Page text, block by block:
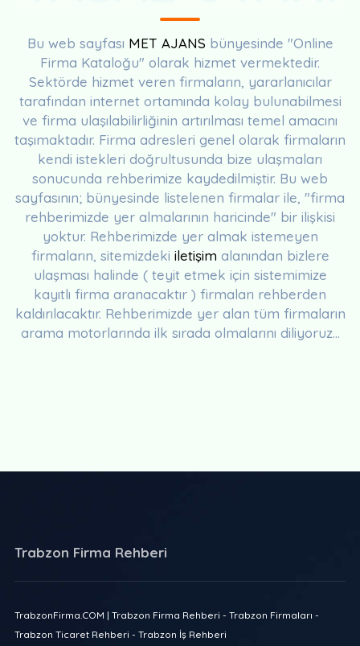
Bu web sayfası MET AJANS bünyesinde "Online
Firma Kataloğu" olarak hizmet vermektedir.
Sektörde hizmet veren firmaların, yararlanıcılar
tarafından internet ortamında kolay bulunabilmesi
ve firma ulaşılabilirliğinin artırılması temel amacını
taşımaktadır. Firma adresleri genel olarak firmaların
kendi istekleri doğrultusunda bize ulaşmaları
sonucunda rehberimize kaydedilmiştir. Bu web
sayfasının; bünyesinde listelenen firmalar ile, "firma
rehberimizde yer almalarının haricinde" bir ilişkisi
yoktur. Rehberimizde yer almak istemeyen
firmaların, sitemizdeki iletişim alanından bizlere
ulaşması halinde ( teyit etmek için sistemimize
kayıtlı firma aranacaktır ) firmaları rehberden
kaldırılacaktır. Rehberimizde yer alan tüm firmaların
arama motorlarında ilk sırada olmalarını diliyoruz...
Trabzon Firma Rehberi
TrabzonFirma.COM | Trabzon Firma Rehberi - Trabzon Firmaları -
Trabzon Ticaret Rehberi - Trabzon İş Rehberi